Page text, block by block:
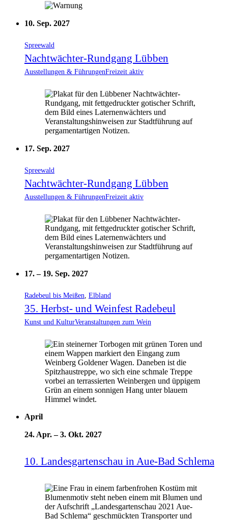
10. Sep. 2027
Spreewald
Nachtwächter-Rundgang Lübben
Ausstellungen & FührungenFreizeit aktiv
17. Sep. 2027
Spreewald
Nachtwächter-Rundgang Lübben
Ausstellungen & FührungenFreizeit aktiv
17.–19. Sep. 2027
Radebeul bis Meißen, Elbland
35. Herbst- und Weinfest Radebeul
Kunst und KulturVeranstaltungen zum Wein
April
24. Apr.–3. Okt. 2027
10. Landesgartenschau in Aue-Bad Schlema